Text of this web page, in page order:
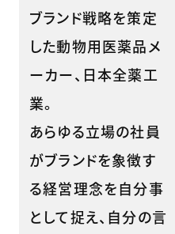
ブランド戦略を策定
した動物用医薬品メ
ーカー、日本全薬工
業。
あらゆる立場の社員
がブランドを象徴す
る経営理念を自分事
として捉え、自分の言